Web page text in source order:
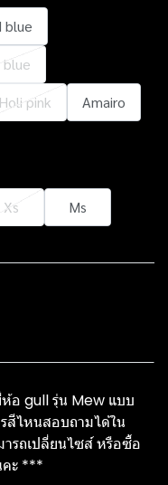
blue
blue
Holi pink
Amairo
Xs Ms
อ gull รุ่น Mew แบบ
สีไหนสอบถามได้ใน
รถเปลี่ยนไซส์ หรือซื้อ
คะ ***